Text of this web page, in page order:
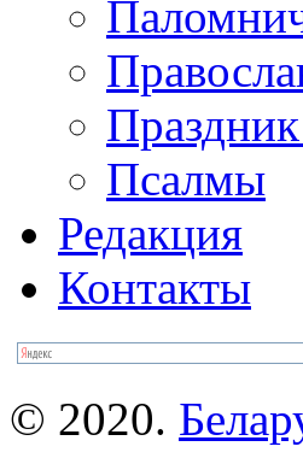
Псалмы
Редакция
Контакты
© 2020.